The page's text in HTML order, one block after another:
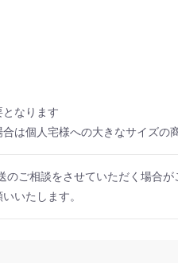
なります
は個人宅様への大きなサイズの
ご相談をさせていただく場合が
いたします。